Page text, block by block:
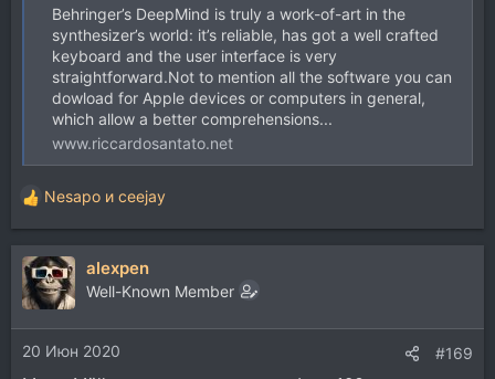
Behringer’s DeepMind is truly a work-of-art in the
synthesizer’s world: it’s reliable, has got a well crafted
keyboard and the user interface is very
straightforward.Not to mention all the software you can
dowload for Apple devices or computers in general,
which allow a better comprehensions...
www.riccardosantato.net
Р
е
а
к
ц
и
и
:
Nesapo и ceejay
alexpen
Well-Known Member
20 Июн 2020 #169